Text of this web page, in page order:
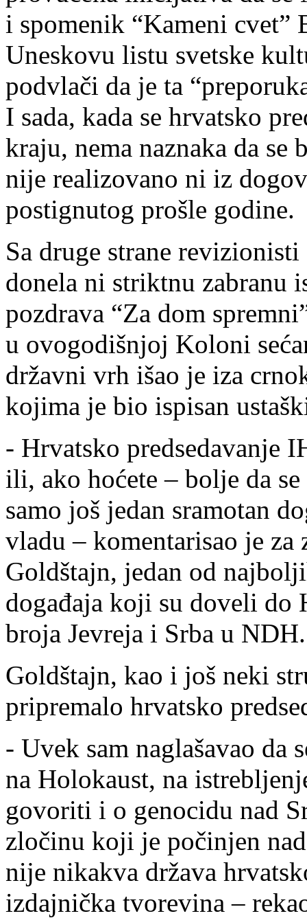
i spomenik “Kameni cvet”
Uneskovu listu svetske
podvlači da je ta
I sada, kada se hrvatsko
kraju, nema naznaka da se
nije realizovano ni iz
postignutog prošle godine.
Sa druge strane
donela ni striktnu zabranu
pozdrava “Za dom
u ovogodišnjoj Koloni
državni vrh išao je iza
kojima je bio ispisan
- Hrvatsko predsedavanje
ili, ako hoćete – bolje da
samo još jedan sramotan
vladu – komentarisao je za
Goldštajn, jedan od
događaja koji su doveli do
broja Jevreja i Srba u NDH.
Goldštajn, kao i još neki
pripremalo hrvatsko
- Uvek sam naglašavao da
na Holokaust, na
govoriti i o genocidu nad
zločinu koji je počinjen
nije nikakva država
izdajnička tvorevina –